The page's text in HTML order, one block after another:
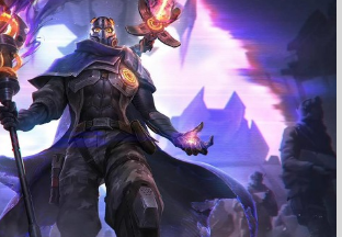
-璐璐《英雄联盟LOL》 4K超清电脑壁纸